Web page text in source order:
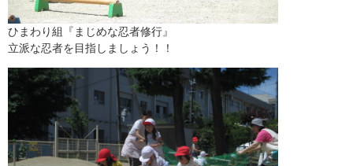
ひまわり組『まじめな忍者修行』
立派な忍者を目指しましょう！！